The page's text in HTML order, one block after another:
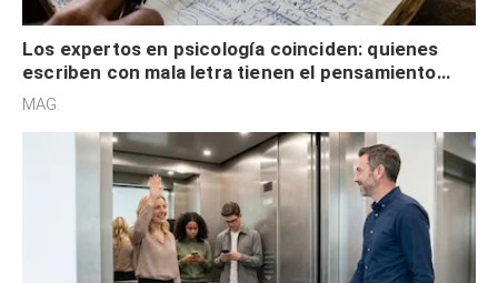
Los expertos en psicología coinciden: quienes
escriben con mala letra tienen el pensamiento
acelerado y no lo hacen por desinterés
MAG.